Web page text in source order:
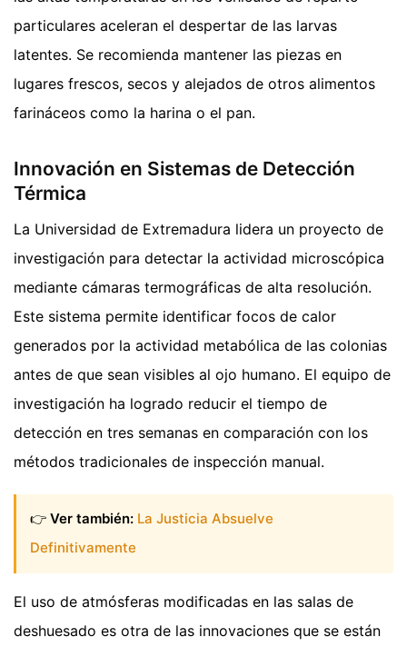
particulares aceleran el despertar de las larvas
latentes. Se recomienda mantener las piezas en
lugares frescos, secos y alejados de otros alimentos
farináceos como la harina o el pan.
Innovación en Sistemas de Detección
Térmica
La Universidad de Extremadura lidera un proyecto de
investigación para detectar la actividad microscópica
mediante cámaras termográficas de alta resolución.
Este sistema permite identificar focos de calor
generados por la actividad metabólica de las colonias
antes de que sean visibles al ojo humano. El equipo de
investigación ha logrado reducir el tiempo de
detección en tres semanas en comparación con los
métodos tradicionales de inspección manual.
👉 Ver también: La Justicia Absuelve
Definitivamente
El uso de atmósferas modificadas en las salas de
deshuesado es otra de las innovaciones que se están